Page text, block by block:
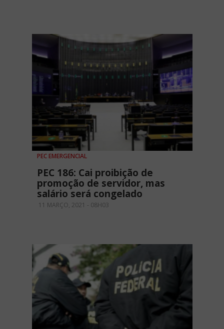
PEC EMERGENCIAL
PEC 186: Cai proibição de
promoção de servidor, mas
salário será congelado
11 MARÇO, 2021 - 08H03